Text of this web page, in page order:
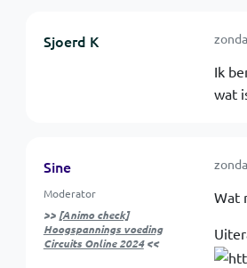
Sjoerd K
Ik
wat
Sine
Moderator
>> [Animo check]
Hoogspannings voeding
Circuits Online 2024<<
Wat